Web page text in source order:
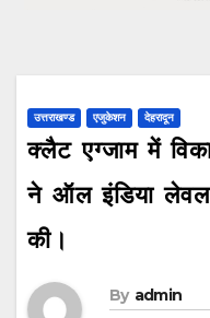
उत्तराखण्ड एजुकेशन देहरादून
क्लैट एग्जाम में
ने ऑल इंडिया
की।
By admin